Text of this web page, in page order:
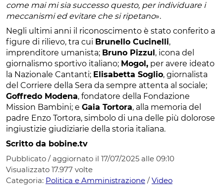
come mai mi sia successo questo, per individuare i
meccanismi ed evitare che si ripetano».
Negli ultimi anni il riconoscimento è stato conferito a
figure di rilievo, tra cui Brunello Cucinelli,
imprenditore umanista; Bruno Pizzul, icona del
giornalismo sportivo italiano; Mogol, per avere ideato
la Nazionale Cantanti; Elisabetta Soglio, giornalista
del Corriere della Sera da sempre attenta al sociale;
Goffredo Modena, fondatore della Fondazione
Mission Bambini; e Gaia Tortora, alla memoria del
padre Enzo Tortora, simbolo di una delle più dolorose
ingiustizie giudiziarie della storia italiana.
Scritto da bobine.tv
Pubblicato / aggiornato il 17/07/2025 alle 09:10
Visualizzato 17.977 volte
Categoria: Politica e Amministrazione /Video